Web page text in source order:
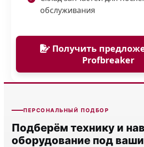
обслуживания
Получить
Profbreaker
ПЕРСОНАЛЬНЫЙ ПОДБОР
Подберём технику и
оборудование под